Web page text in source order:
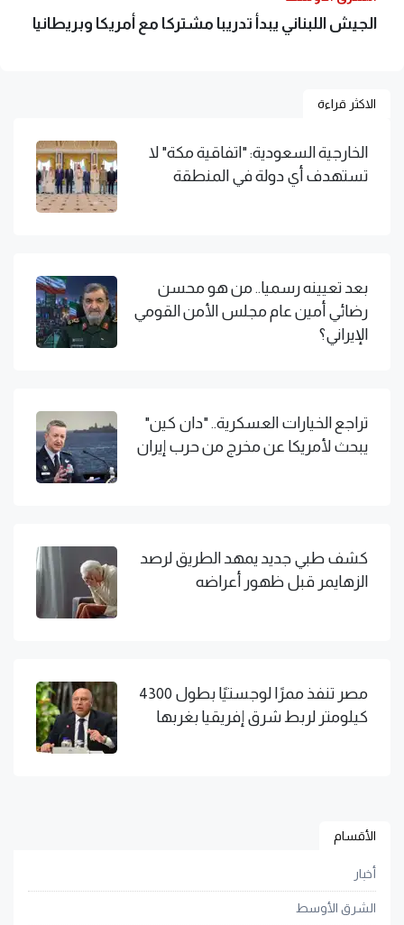
الجيش اللبناني يبدأ تدريبا مشتركا مع أمريكا وبريطانيا
الاكثر قراءة
الخارجية السعودية: "اتفاقية مكة" لا
تستهدف أي دولة في المنطقة
بعد تعيينه رسميا.. من هو محسن
رضائي أمين عام مجلس الأمن القومي
الإيراني؟
تراجع الخيارات العسكرية.. "دان كين"
يبحث لأمريكا عن مخرج من حرب إيران
كشف طبي جديد يمهد الطريق لرصد
الزهايمر قبل ظهور أعراضه
مصر تنفذ ممرًا لوجستيًا بطول 4300
كيلومتر لربط شرق إفريقيا بغربها
الأقسام
أخبار
الشرق الأوسط